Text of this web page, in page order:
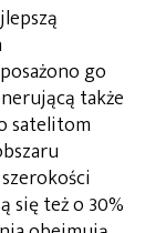
go
także
satelitom
się też o 30%